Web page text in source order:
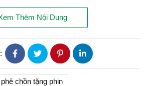
Cà phê hương chồn Legend -
Trung Nguyên
Trung Nguyên Legend: Đặc biệt bởi
huyền thoại với chất liệu nhôm
Nguyên Legend
Thêm Nội Dung
chồn tặng phin